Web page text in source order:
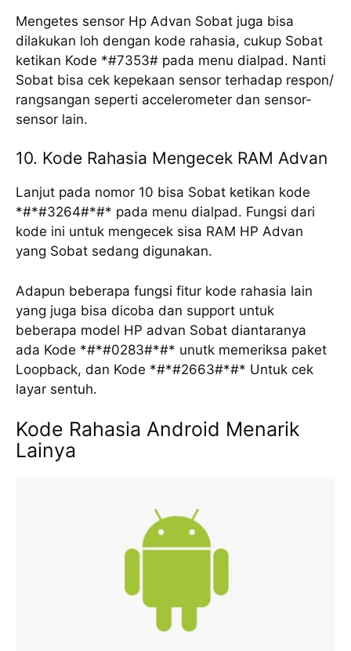
Mengetes sensor Hp Advan Sobat juga bisa
dilakukan loh dengan kode rahasia, cukup Sobat
ketikan Kode *#7353# pada menu dialpad. Nanti
Sobat bisa cek kepekaan sensor terhadap respon/
rangsangan seperti accelerometer dan sensor-
sensor lain.
10. Kode Rahasia Mengecek RAM Advan
Lanjut pada nomor 10 bisa Sobat ketikan kode
*#*#3264#*#* pada menu dialpad. Fungsi dari
kode ini untuk mengecek sisa RAM HP Advan
yang Sobat sedang digunakan.
Adapun beberapa fungsi fitur kode rahasia lain
yang juga bisa dicoba dan support untuk
beberapa model HP advan Sobat diantaranya
ada Kode *#*#0283#*#* unutk memeriksa paket
Loopback, dan Kode *#*#2663#*#* Untuk cek
layar sentuh.
Kode Rahasia Android Menarik
Lainya